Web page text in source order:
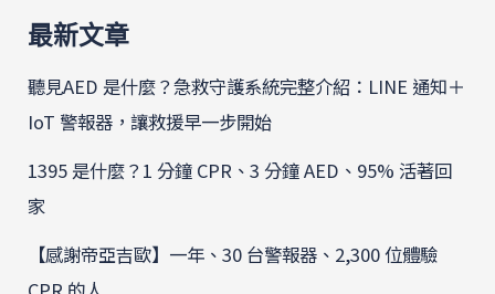
最新文章
聽見AED 是什麼？急救守護系統完整介紹：LINE 通知＋
IoT 警報器，讓救援早一步開始
1395 是什麼？1 分鐘 CPR、3 分鐘 AED、95% 活著回
家
【感謝帝亞吉歐】一年、30 台警報器、2,300 位體驗